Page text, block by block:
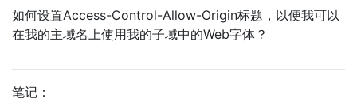
如何设置Access-Control-Allow-Origin标题，以便我可以
在我的主域名上使用我的子域中的Web字体？
笔记：